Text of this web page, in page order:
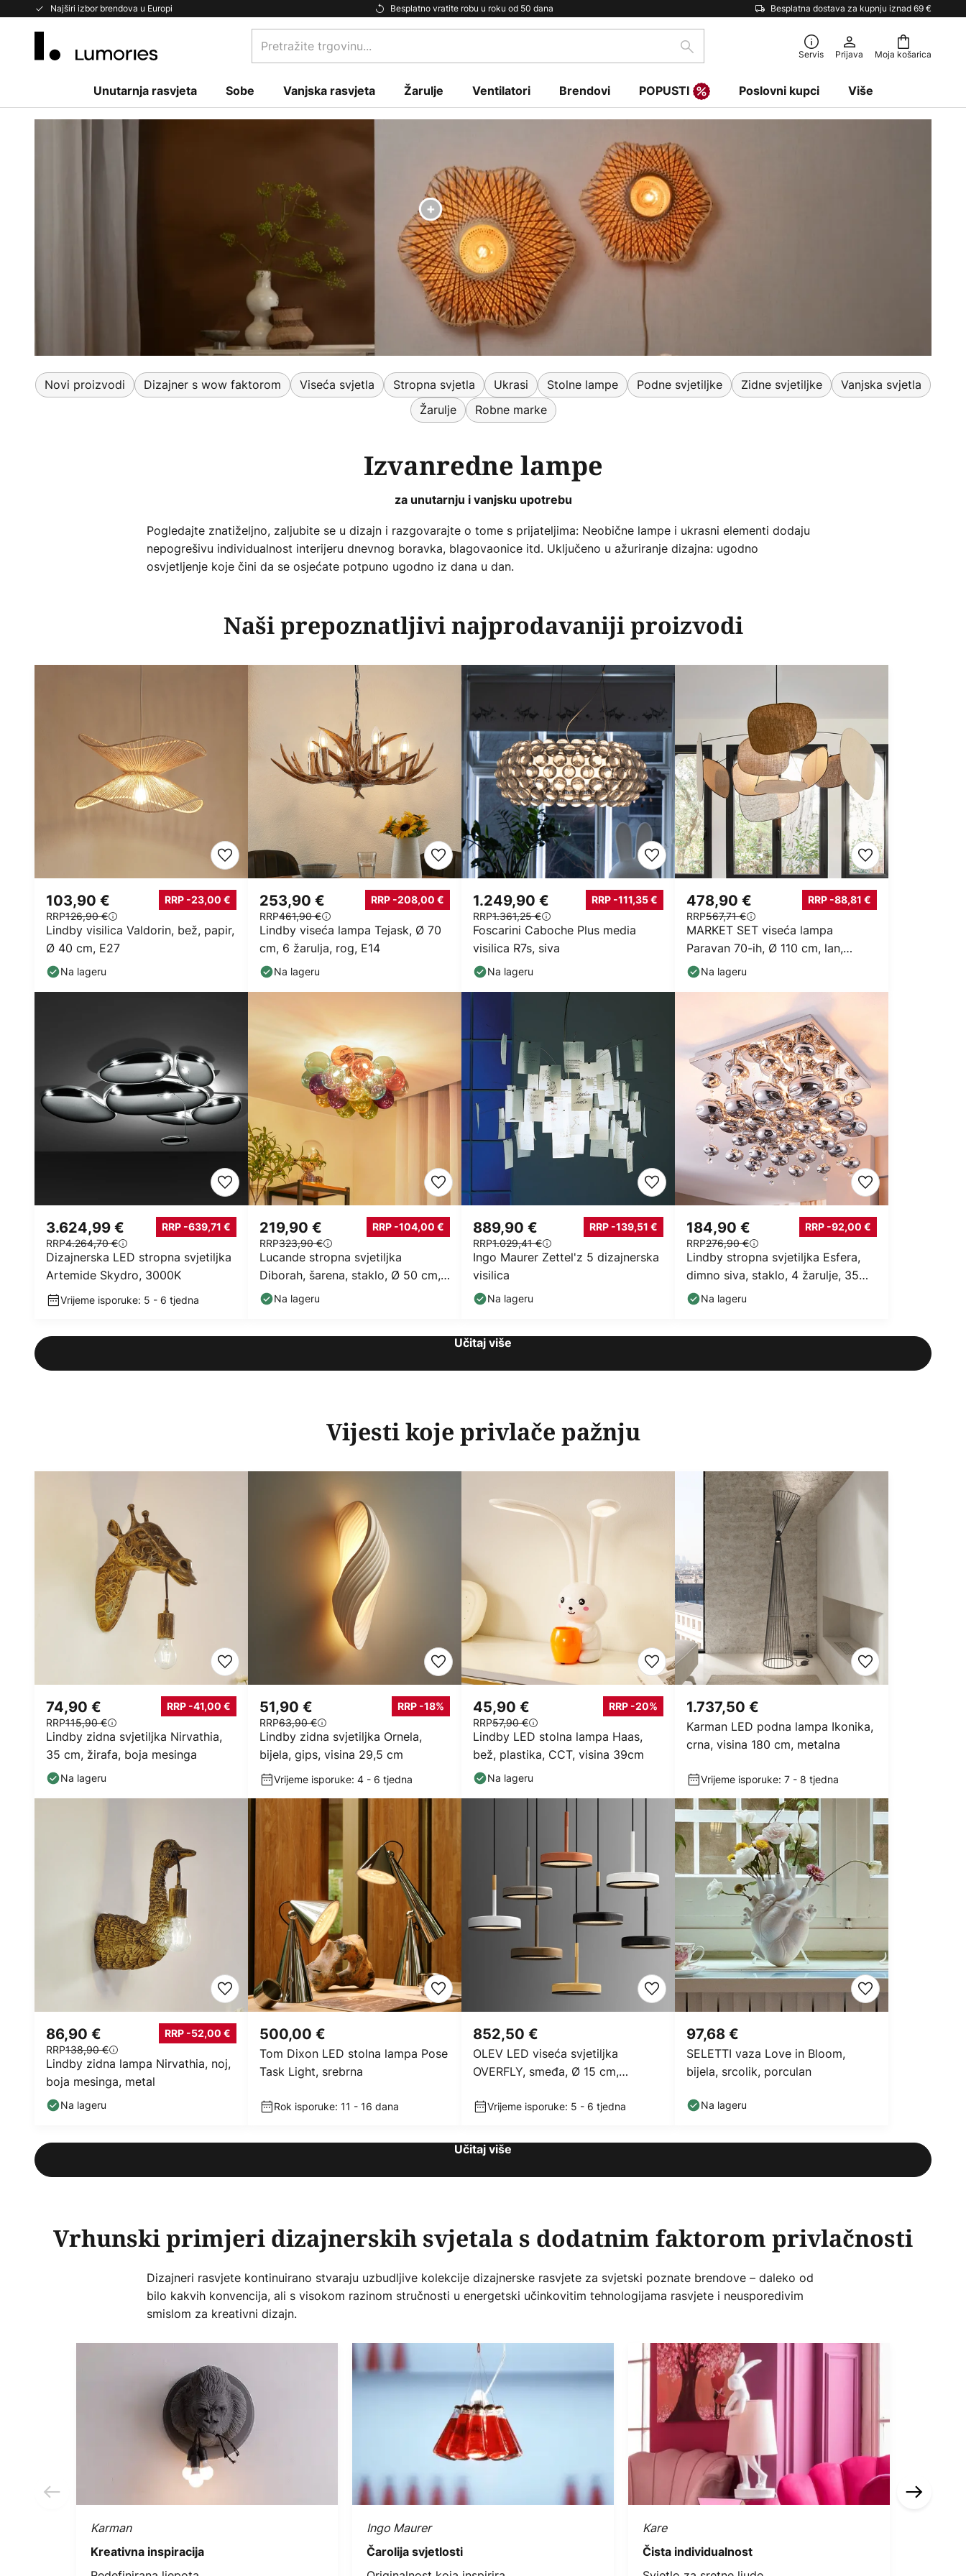
Najširi izbor brendova u Europi Besplatno vratite robu u roku od 50 dana Besplatna dostava za kupnju iznad 69 €
Skip
Moja košarica
Pretražite
trgovinu...
traži Servis Prijava
Unutarnja rasvjeta Sobe Vanjska rasvjeta Žarulje Ventilatori Brendovi POPUSTI Poslovni kupci Više
Novi proizvodi Dizajner s wow faktorom Viseća svjetla Stropna svjetla Ukrasi Stolne lampe Podne svjetiljke Zidne svjetiljke
Vanjska svjetla
Žarulje
Robne marke
Izvanredne lampe
za unutarnju i vanjsku upotrebu
Pogledajte znatiželjno, zaljubite se u dizajn i razgovarajte o tome s prijateljima: Neobične lampe i ukrasni elementi dodaju
nepogrešivu individualnost interijeru dnevnog boravka, blagovaonice itd. Uključeno u ažuriranje dizajna: ugodno
osvjetljenje koje čini da se osjećate potpuno ugodno iz dana u dan.
Naši prepoznatljivi najprodavaniji proizvodi
103,90 €
RRP126,90 €
RRP -23,00 €
Lindby visilica Valdorin, bež, papir,
Ø 40 cm, E27
Na lageru
253,90 €
RRP461,90 €
RRP -208,00 €
Lindby viseća lampa Tejask, Ø 70
cm, 6 žarulja, rog, E14
Na lageru
1.249,90 €
RRP1.361,25 €
RRP -111,35 €
Foscarini Caboche Plus media
visilica R7s, siva
Na lageru
478,90 €
RRP567,71 €
RRP -88,81 €
MARKET SET viseća lampa
Paravan 70-ih, Ø 110 cm, lan,
šarena
Na lageru
3.624,99 €
RRP4.264,70 €
RRP -639,71 €
Dizajnerska LED stropna svjetiljka
Artemide Skydro, 3000K
Vrijeme isporuke: 5 - 6 tjedna
219,90 €
RRP323,90 €
RRP -104,00 €
Lucande stropna svjetiljka
Diborah, šarena, staklo, Ø 50 cm,
G9Na lageru
889,90 €
RRP1.029,41 €
RRP -139,51 €
Ingo Maurer Zettel'z 5 dizajnerska
visilica
Na lageru
184,90 €
RRP276,90 €
RRP -92,00 €
Lindby stropna svjetiljka Esfera,
dimno siva, staklo, 4 žarulje, 35
cmNa lageru
Učitaj više
Vijesti koje privlače pažnju
74,90 €
RRP115,90 €
RRP -41,00 €
Lindby zidna svjetiljka Nirvathia,
35 cm, žirafa, boja mesinga
Na lageru
51,90 €
RRP63,90 €
RRP -18%
Lindby zidna svjetiljka Ornela,
bijela, gips, visina 29,5 cm
Vrijeme isporuke: 4 - 6 tjedna
45,90 €
RRP57,90 €
RRP -20%
Lindby LED stolna lampa Haas,
bež, plastika, CCT, visina 39cm
Na lageru
1.737,50 €
Karman LED podna lampa Ikonika,
crna, visina 180 cm, metalna
Vrijeme isporuke: 7 - 8 tjedna
86,90 €
RRP138,90 €
RRP -52,00 €
Lindby zidna lampa Nirvathia, noj,
boja mesinga, metal
Na lageru
500,00 €
Tom Dixon LED stolna lampa Pose
Task Light, srebrna
Rok isporuke: 11 - 16 dana
852,50 €
OLEV LED viseća svjetiljka
OVERFLY, smeđa, Ø 15 cm,
Vrijeme isporuke: 5 - 6 tjedna
97,68 €
SELETTI vaza Love in Bloom,
bijela, srcolik, porculan
Na lageru
Učitaj više
Vrhunski primjeri dizajnerskih svjetala s dodatnim faktorom privlačnosti
Dizajneri rasvjete kontinuirano stvaraju uzbudljive kolekcije dizajnerske rasvjete za svjetski poznate brendove – daleko od
bilo kakvih konvencija, ali s visokom razinom stručnosti u energetski učinkovitim tehnologijama rasvjete i neusporedivim
smislom za kreativni dizajn.
Karman
Kreativna inspiracija
Ingo Maurer
Čarolija svjetlosti
Kare
Čista individualnost